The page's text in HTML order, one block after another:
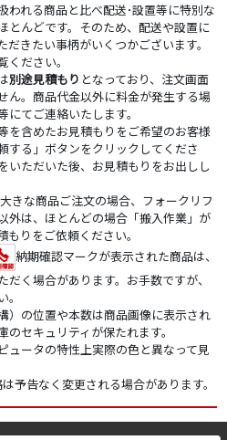
われる商品と比べ配送･設置等に特別な
とんどです。そのため、配送や設置に
きたい事柄がいくつかございます。
ください。
別途見積もり となっており、注文画面
ん。商品代金以外に料金が発生する場
てご連絡いたします。
を含めたお見積もりをご希望のお客様
する」ボタンをクリックしてくださ
いただいた後、お見積もりをお出しし
きな商品ご注文の場合、フォークリフ
外は、ほとんどの場合「搬入作業」が
りをご依頼ください。
納期確認マークが表示された商品は、
く場合があります。お手数ですが、
。
）の位置や本数は商品画像に表示され
セキュリティが保たれます。
ュータの特性上実際の色と異なって見
予告なく変更される場合があります。